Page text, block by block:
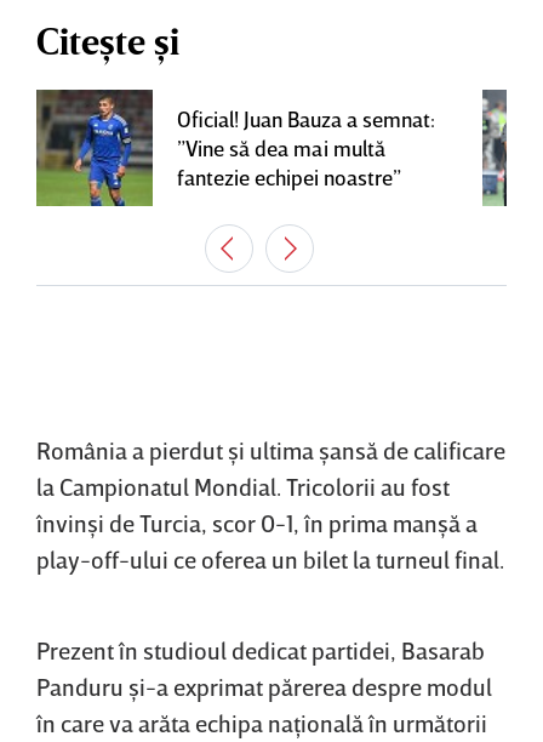
Citește și
Oficial! Juan Bauza a semnat:
”Vine să dea mai multă
fantezie echipei noastre”
România a pierdut şi ultima şansă de calificare
la Campionatul Mondial. Tricolorii au fost
învinşi de Turcia, scor 0-1, în prima manşă a
play-off-ului ce oferea un bilet la turneul final.
Prezent în studioul dedicat partidei, Basarab
Panduru şi-a exprimat părerea despre modul
în care va arăta echipa naţională în următorii